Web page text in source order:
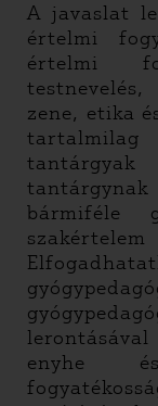
A javaslat
értelmi
értelmi
zene, etika
bármiféle
enyhe